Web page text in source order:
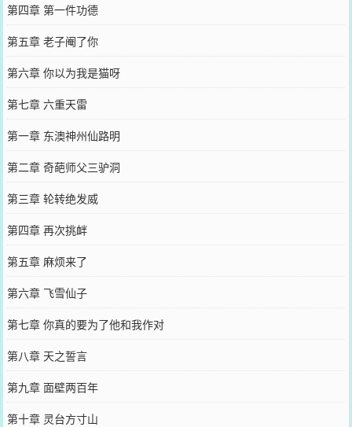
第四章 第一件功德
第五章 老子阉了你
第六章 你以为我是猫呀
第七章 六重天雷
第一章 东澳神州仙路明
第二章 奇葩师父三驴洞
第三章 轮转绝发威
第四章 再次挑衅
第五章 麻烦来了
第六章 飞雪仙子
第七章 你真的要为了他和我作对
第八章 天之誓言
第九章 面壁两百年
第十章 灵台方寸山